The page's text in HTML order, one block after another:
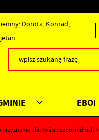
Dorota, Konrad,
EBOI
płatności bezpośrednich